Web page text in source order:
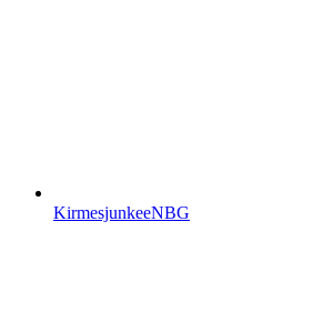
KirmesjunkeeNBG